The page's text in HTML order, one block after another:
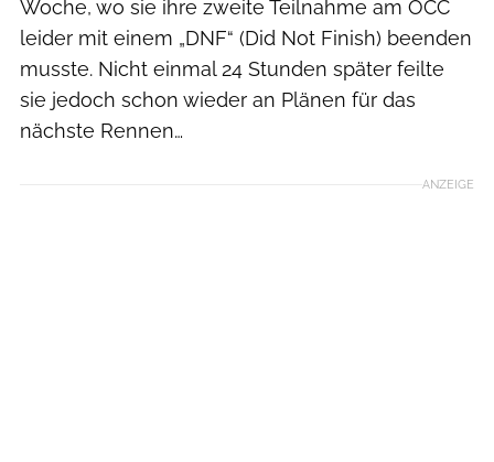
Woche, wo sie ihre zweite Teilnahme am OCC
leider mit einem „DNF“ (Did Not Finish) beenden
musste. Nicht einmal 24 Stunden später feilte
sie jedoch schon wieder an Plänen für das
nächste Rennen…
ANZEIGE